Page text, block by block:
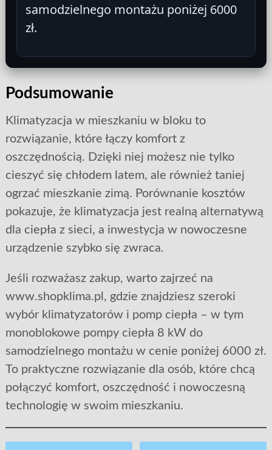
samodzielnego montażu poniżej 6000
zł.
Podsumowanie
Klimatyzacja w mieszkaniu w bloku to
rozwiązanie, które łączy komfort z
oszczędnością. Dzięki niej możesz nie tylko
cieszyć się chłodem latem, ale również taniej
ogrzać mieszkanie zimą. Porównanie kosztów
pokazuje, że klimatyzacja jest realną alternatywą
dla ciepła z sieci, a inwestycja w nowoczesne
urządzenie szybko się zwraca.
Jeśli rozważasz zakup, warto zajrzeć na
www.shopklima.pl, gdzie znajdziesz szeroki
wybór klimatyzatorów i pomp ciepła – w tym
monoblokowe pompy ciepła 8 kW do
samodzielnego montażu w cenie poniżej 6000 zł.
To praktyczne rozwiązanie dla osób, które chcą
połączyć komfort, oszczędność i nowoczesną
technologię w swoim mieszkaniu.